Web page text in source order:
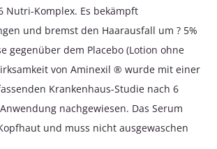
Nutri-Komplex. Es bekämpft
und bremst den Haarausfall um ? 5%
gegenüber dem Placebo (Lotion ohne
von Aminexil ® wurde mit einer
Krankenhaus-Studie nach 6
nachgewiesen. Das Serum
und muss nicht ausgewaschen